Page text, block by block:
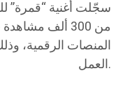
سجّلت أغنية “قمرة”
المنصات الرقمية،
العمل.